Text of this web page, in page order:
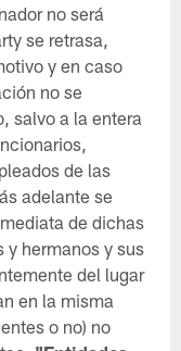
no será
se retrasa,
y en caso
no se
salvo a la entera
de las
adelante se
de dichas
y hermanos y sus
del lugar
en la misma
o no) no